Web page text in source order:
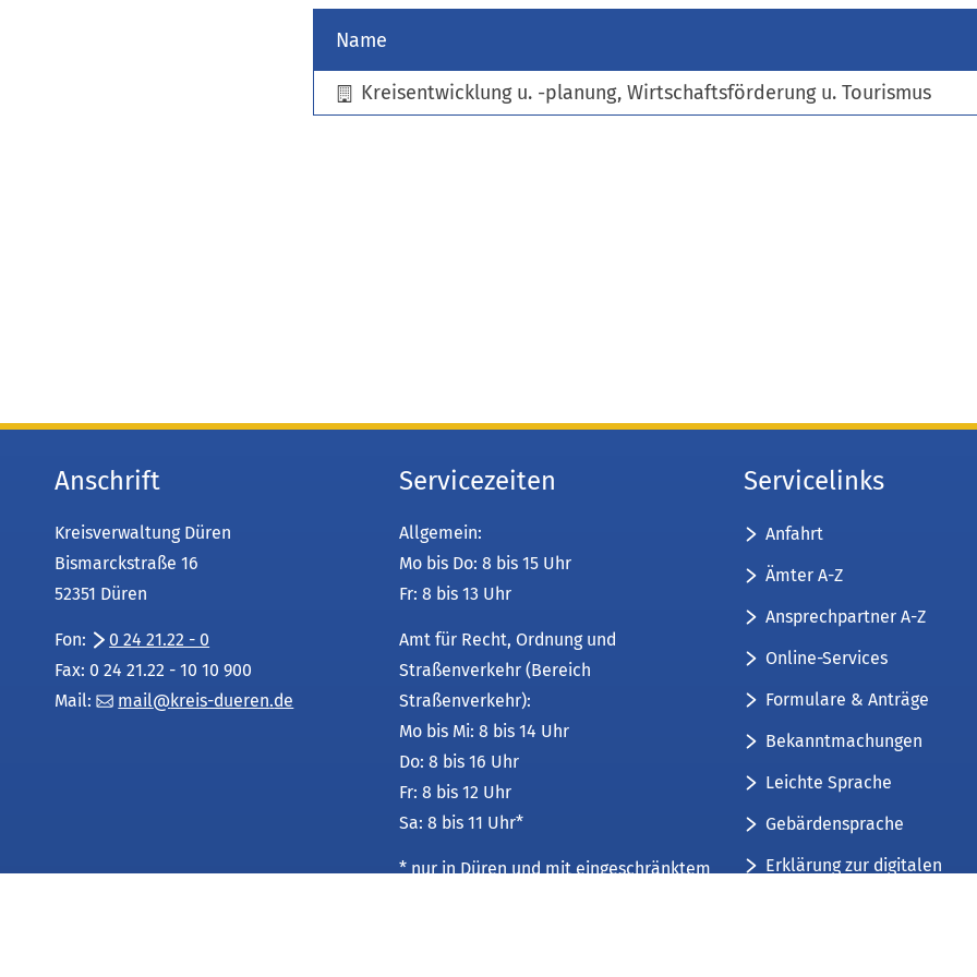
)
Name
Kreisentwicklung u. -planung, Wirtschaftsförderung u. Tourismus
Anschrift
Kreisverwaltung Düren
Bismarckstraße 16
52351 Düren
Fon:
0 24 21.22 - 0
Fax: 0 24 21.22 - 10 10 900
Mail:
mail kreis-dueren de
Servicezeiten
Allgemein:
Mo bis Do: 8 bis 15 Uhr
Fr: 8 bis 13 Uhr
Amt für Recht, Ordnung und
Straßenverkehr (Bereich
Straßenverkehr):
Mo bis Mi: 8 bis 14 Uhr
Do: 8 bis 16 Uhr
Fr: 8 bis 12 Uhr
Sa: 8 bis 11 Uhr*
* nur in Düren und mit eingeschränktem
Servicelinks
Anfahrt
Ämter A-Z
Ansprechpartner A-Z
Online-Services
Formulare & Anträge
Bekanntmachungen
Leichte Sprache
Gebärdensprache
Erklärung zur digitalen